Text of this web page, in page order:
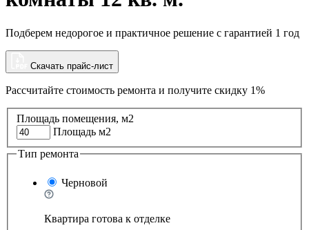
Подберем недорогое и практичное решение с гарантией 1 год
Скачать прайс-лист
Рассчитайте стоимость ремонта и получите скидку 1%
Площадь помещения, м2
Площадь м2
Тип ремонта
Черновой
Квартира готова к отделке